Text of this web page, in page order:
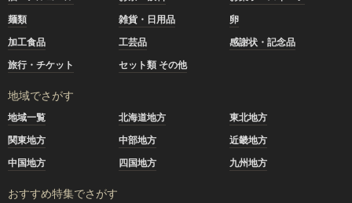
麺類
雑貨・日用品
卵
加工食品
工芸品
感謝状・記念品
旅行・チケット
セット類 その他
地域でさがす
地域一覧 北海道地方
東北地方
関東地方
中部地方
近畿地方
中国地方
四国地方 九州地方
おすすめ特集でさがす